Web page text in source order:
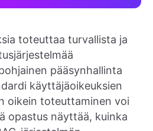
toteuttaa turvallista ja
pääsynhallinta
käyttäjäoikeuksien
oikein toteuttaminen voi
opastus näyttää, kuinka